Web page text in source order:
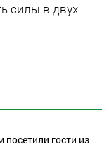
гости из
силы в двух